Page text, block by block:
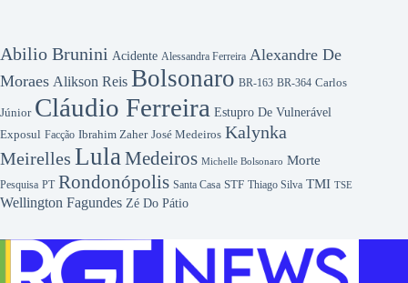
Abilio Brunini Acidente Alessandra Ferreira Alexandre De
Moraes Alikson Reis Bolsonaro BR-163 BR-364 Carlos
Júnior Cláudio Ferreira Estupro De Vulnerável
Exposul Facção Ibrahim Zaher José Medeiros Kalynka
Meirelles Lula Medeiros Michelle Bolsonaro Morte
Pesquisa PT Rondonópolis Santa Casa STF Thiago Silva TMI TSE
Wellington Fagundes Zé Do Pátio